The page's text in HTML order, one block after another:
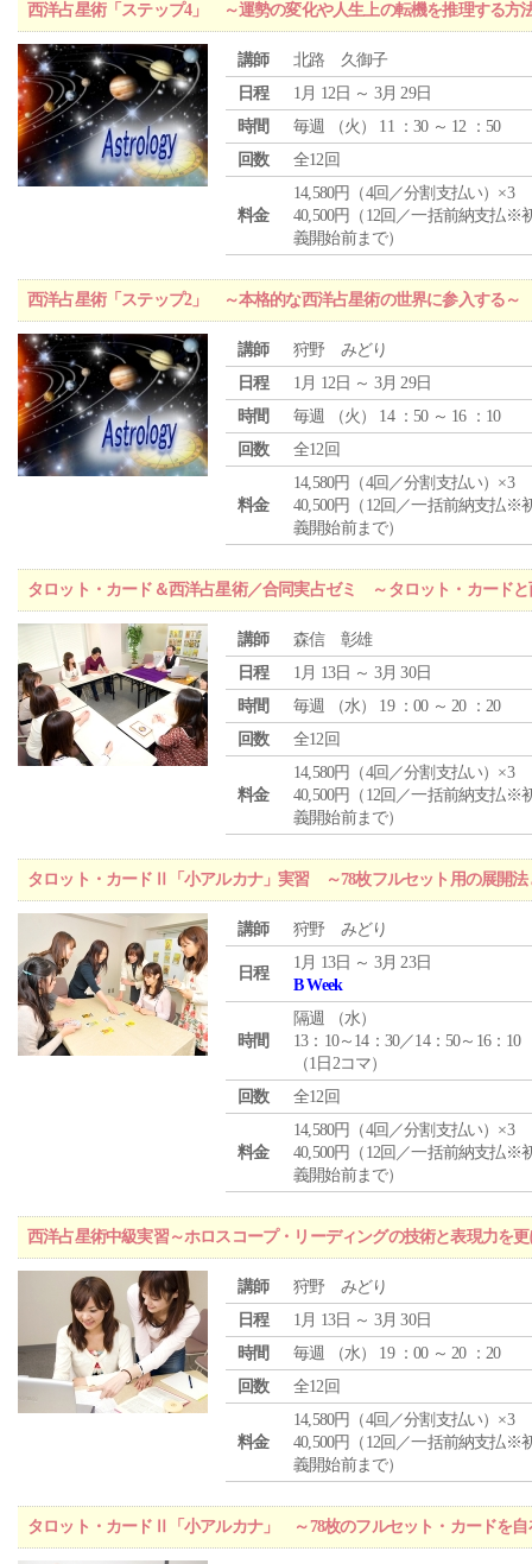
西洋占星術「ステップ4」 ～運勢の変化や人生上の転機を推理する方
講師
北路 久御子
日程
1月 12日 ～ 3月 29日
時間
毎週 （火 ） 11 ：30 ～ 12 ：50
回数
全12回
料金
14,580円（4回／分割支払い）×3
40,500円（12回／一括前納支払※
義開始前まで）
西洋占星術「ステップ2」 ～本格的な西洋占星術の世界に参入する～
講師
狩野 みどり
日程
1月 12日 ～ 3月 29日
時間
毎週 （火 ） 14 ：50 ～ 16 ：10
回数
全12回
料金
14,580円（4回／分割支払い）×3
40,500円（12回／一括前納支払※
義開始前まで）
タロット・カード＆西洋占星術／合同実占ゼミ ～タロット・カード
講師
森信 彰雄
日程
1月 13日 ～ 3月 30日
時間
毎週 （水） 19 ：00 ～ 20 ：20
回数
全12回
料金
14,580円（4回／分割支払い）×3
40,500円（12回／一括前納支払※
義開始前まで）
タロット・カードⅡ「小アルカナ」実習 ～78枚フルセット用の展開法
講師 狩野 みどり
日程
1月 13日 ～ 3月 23日
B Week
時間
隔週 （水）
13：10～14：30／14：50～16：10
（1日2コマ）
回数
全12回
料金
14,580円（4回／分割支払い）×3
40,500円（12回／一括前納支払※
義開始前まで）
西洋占星術中級実習～ホロスコープ・リーディングの技術と表現力を
講師
狩野 みどり
日程
1月 13日 ～ 3月 30日
時間
毎週 （水） 19 ：00 ～ 20 ：20
回数
全12回
料金
14,580円（4回／分割支払い）×3
40,500円（12回／一括前納支払※
義開始前まで）
タロット・カードⅡ「小アルカナ」 ～78枚のフルセット・カードを自